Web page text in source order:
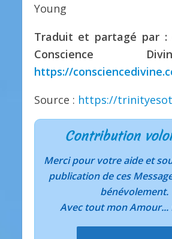
Young
Traduit et partagé par :
Conscience
https://
Source : https://
Contribution
Merci pour votre aide et
publication de ces
bénévolement.
Avec tout mon Amour...